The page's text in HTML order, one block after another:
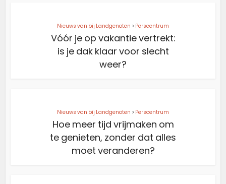
Nieuws van bij Landgenoten > Perscentrum
Vóór je op vakantie vertrekt:
is je dak klaar voor slecht
weer?
Nieuws van bij Landgenoten > Perscentrum
Hoe meer tijd vrijmaken om
te genieten, zonder dat alles
moet veranderen?